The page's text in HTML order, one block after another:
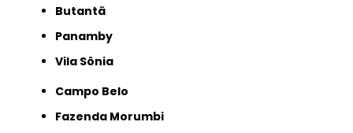
Butantã
Panamby
Vila Sônia
Campo Belo
Fazenda Morumbi